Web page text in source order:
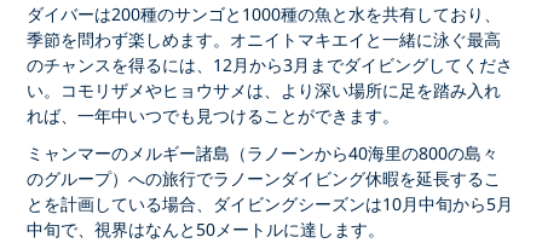
ダイバーは200種のサンゴと1000種の魚と水を共有しており、
季節を問わず楽しめます。オニイトマキエイと一緒に泳ぐ最高
のチャンスを得るには、12月から3月までダイビングしてくださ
い。コモリザメやヒョウサメは、より深い場所に足を踏み入れ
れば、一年中いつでも見つけることができます。
ミャンマーのメルギー諸島（ラノーンから40海里の800の島々
のグループ）への旅行でラノーンダイビング休暇を延長するこ
とを計画している場合、ダイビングシーズンは10月中旬から5月
中旬で、視界はなんと50メートルに達します。